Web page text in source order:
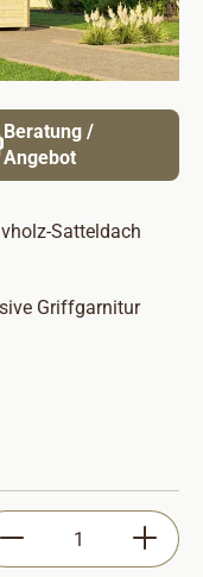
Beratung /
Angebot
Satteldach
Griffgarnitur
Anzahl: